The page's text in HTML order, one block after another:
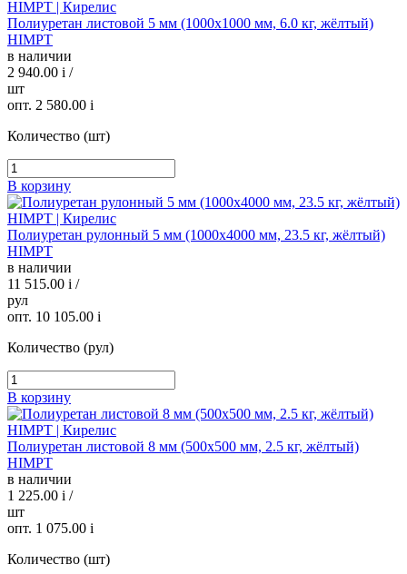
Полиуретан листовой 5 мм (1000х1000 мм, 6.0 кг, жёлтый)
HIMPT
в наличии
2 940.00 i /
шт
опт. 2 580.00 i
Количество (шт)
В корзину
Полиуретан рулонный 5 мм (1000х4000 мм, 23.5 кг, жёлтый)
HIMPT
в наличии
11 515.00 i /
рул
опт. 10 105.00 i
Количество (рул)
В корзину
Полиуретан листовой 8 мм (500х500 мм, 2.5 кг, жёлтый)
HIMPT
в наличии
1 225.00 i /
шт
опт. 1 075.00 i
Количество (шт)